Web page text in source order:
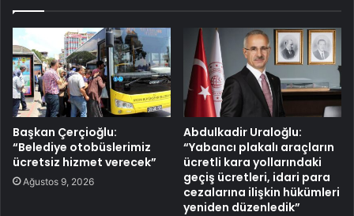
Başkan Çerçioğlu:
“Belediye otobüslerimiz
ücretsiz hizmet verecek”
Ağustos 9, 2026
Abdulkadir Uraloğlu:
“Yabancı plakalı araçların
ücretli kara yollarındaki
geçiş ücretleri, idari para
cezalarına ilişkin hükümleri
yeniden düzenledik”